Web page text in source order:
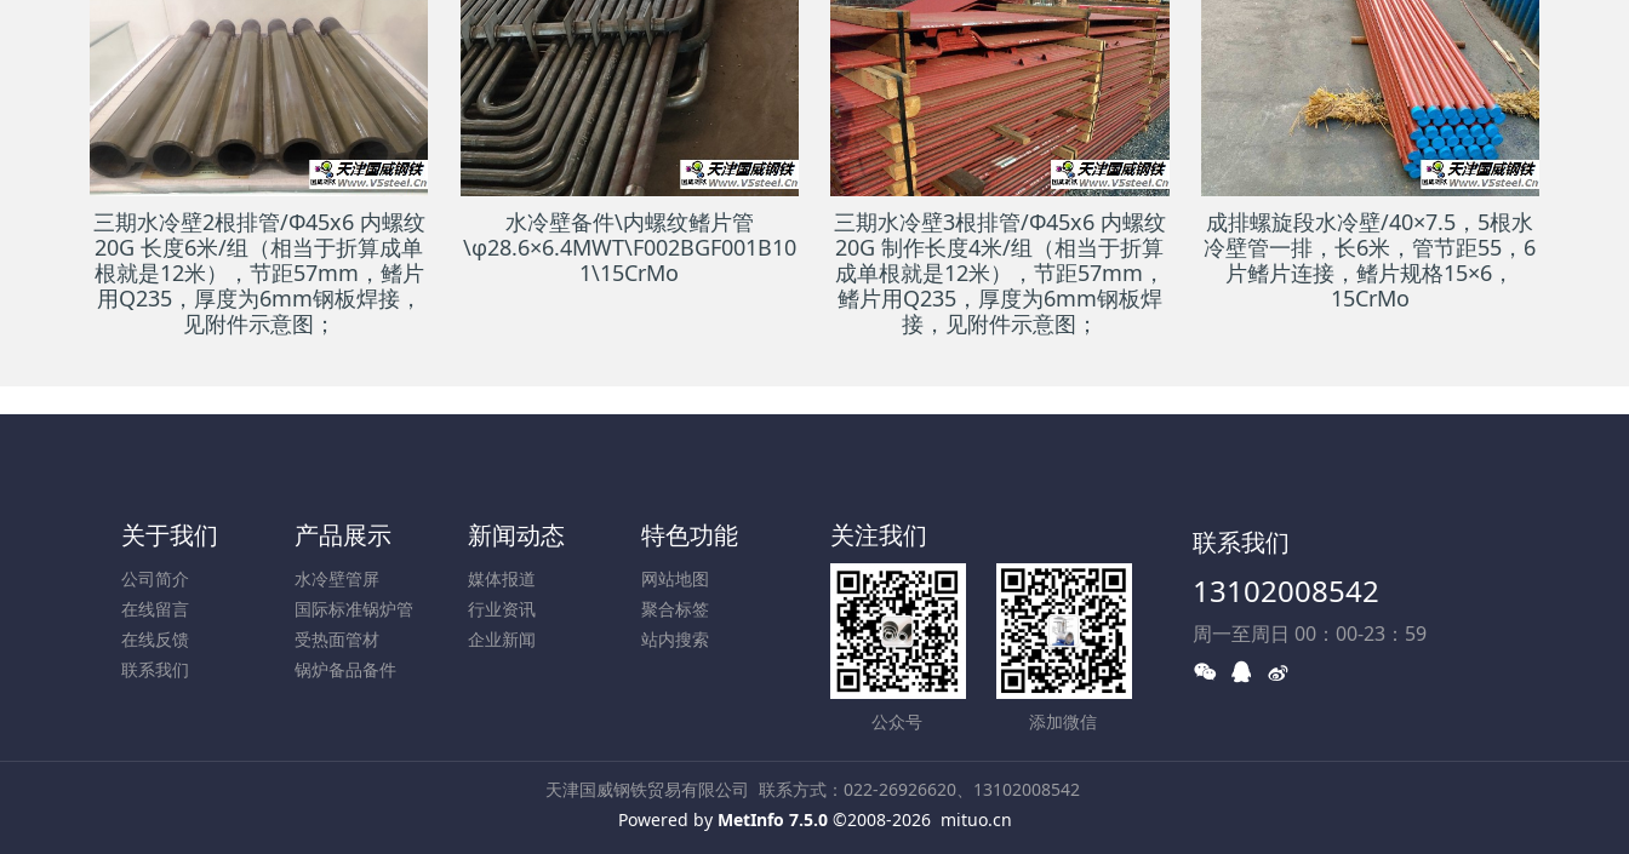
三期水冷壁2根排管/Φ45x6 内螺纹
20G 长度6米/组（相当于折算成单
根就是12米），节距57mm，鳍片
用Q235，厚度为6mm钢板焊接，
见附件示意图；
水冷壁备件\内螺纹鳍片管
\φ28.6×6.4MWT\F002BGF001B10
1\15CrMo
三期水冷壁3根排管/Φ45x6 内螺纹
20G 制作长度4米/组（相当于折算
成单根就是12米），节距57mm，
鳍片用Q235，厚度为6mm钢板焊
接，见附件示意图；
成排螺旋段水冷壁/40×7.5，5根水
冷壁管一排，长6米，管节距55，6
片鳍片连接，鳍片规格15×6，
15CrMo
关于我们
公司简介
在线留言
在线反馈
联系我们
产品展示
水冷壁管屏
国际标准锅炉管
受热面管材
锅炉备品备件
新闻动态
媒体报道
行业资讯
企业新闻
特色功能
网站地图
聚合标签
站内搜索
关注我们
公众号 添加微信
联系我们
13102008542
周一至周日 00：00-23：59
天津国威钢铁贸易有限公司 联系方式：022-26926620、13102008542
Powered by MetInfo 7.5.0©2008-2026 mituo.cn